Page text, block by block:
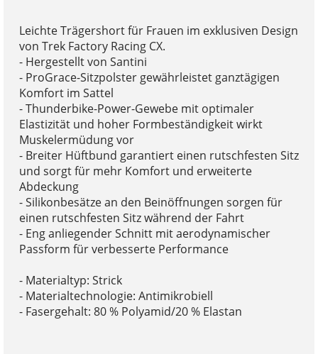
Leichte Trägershort für Frauen im exklusiven Design
von Trek Factory Racing CX.
- Hergestellt von Santini
- ProGrace-Sitzpolster gewährleistet ganztägigen
Komfort im Sattel
- Thunderbike-Power-Gewebe mit optimaler
Elastizität und hoher Formbeständigkeit wirkt
Muskelermüdung vor
- Breiter Hüftbund garantiert einen rutschfesten Sitz
und sorgt für mehr Komfort und erweiterte
Abdeckung
- Silikonbesätze an den Beinöffnungen sorgen für
einen rutschfesten Sitz während der Fahrt
- Eng anliegender Schnitt mit aerodynamischer
Passform für verbesserte Performance
- Materialtyp: Strick
- Materialtechnologie: Antimikrobiell
- Fasergehalt: 80 % Polyamid/20 % Elastan